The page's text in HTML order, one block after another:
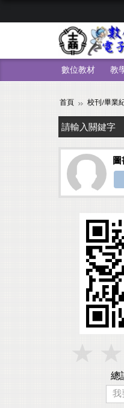
數位教材 教
首頁 校刊/畢業
總
我